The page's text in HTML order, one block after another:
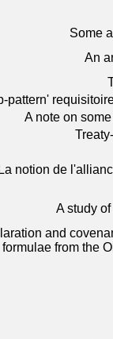
Some
An
pattern'
A note on
La notion de
A study
and
formulae from the